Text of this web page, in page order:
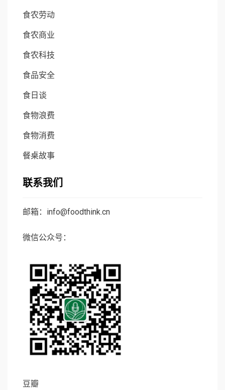
食农劳动
食农商业
食农科技
食品安全
食日谈
食物浪费
食物消费
餐桌故事
联系我们
邮箱：info@foodthink.cn
微信公众号：
豆瓣